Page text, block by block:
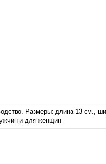
Размеры: длина 13 см.,
и для женщин